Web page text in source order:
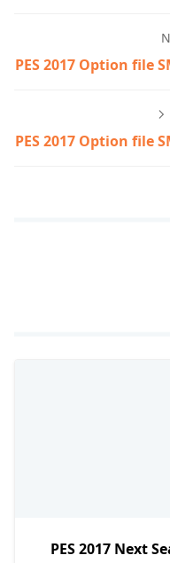
PES 2017 Option file
PES 2017 Option file
PES 2017 Next